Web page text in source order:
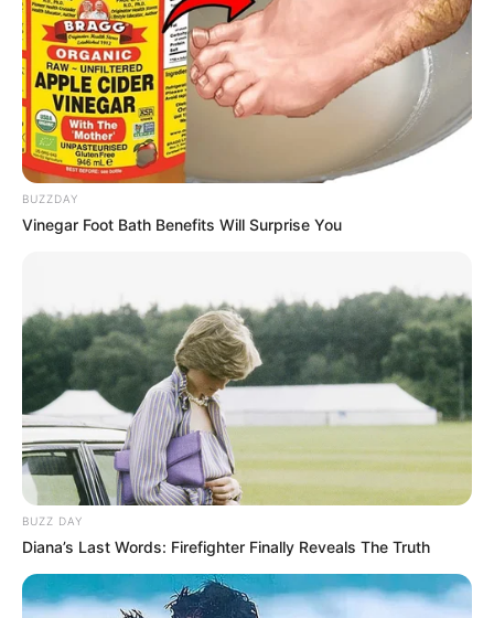
BUZZDAY
Vinegar Foot Bath Benefits Will Surprise You
BUZZ DAY
Diana’s Last Words: Firefighter Finally Reveals The Truth